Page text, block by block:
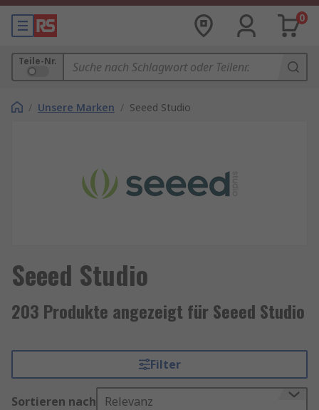
0
Teile-Nr.
/ Unsere Marken / Seeed Studio
Seeed Studio
203 Produkte angezeigt für Seeed Studio
Filter
Sortieren nach Relevanz